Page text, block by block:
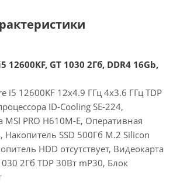
GT 1030 2Гб, DDR4 16Gb,
i5 12600KF 12x4.9 ГГц 4x3.6 ГГц TDP
ID-Cooling SE-224,
MSI PRO H610M-E, Оперативная
Накопитель SSD 500Гб M.2 Silicon
HDD отсутствует, Видеокарта
2Гб TDP 30Вт mP30, Блок